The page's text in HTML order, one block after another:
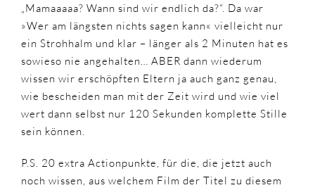
„Mamaaaaa? Wann sind wir endlich da?“. Da war
»Wer am längsten nichts sagen kann« vielleicht nur
ein Strohhalm und klar – länger als 2 Minuten hat es
sowieso nie angehalten… ABER dann wiederum
wissen wir erschöpften Eltern ja auch ganz genau,
wie bescheiden man mit der Zeit wird und wie viel
wert dann selbst nur 120 Sekunden komplette Stille
sein können.
P.S. 20 extra Actionpunkte, für die, die jetzt auch
noch wissen, aus welchem Film der Titel zu diesem